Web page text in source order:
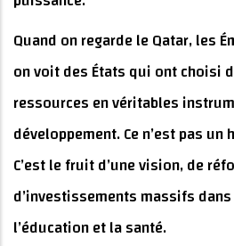
Quand on regarde le Qatar, les
on voit des États qui ont choisi
ressources en véritables
développement. Ce n’est pas
C’est le fruit d’une vision, de
d’investissements massifs
l’éducation et la santé.